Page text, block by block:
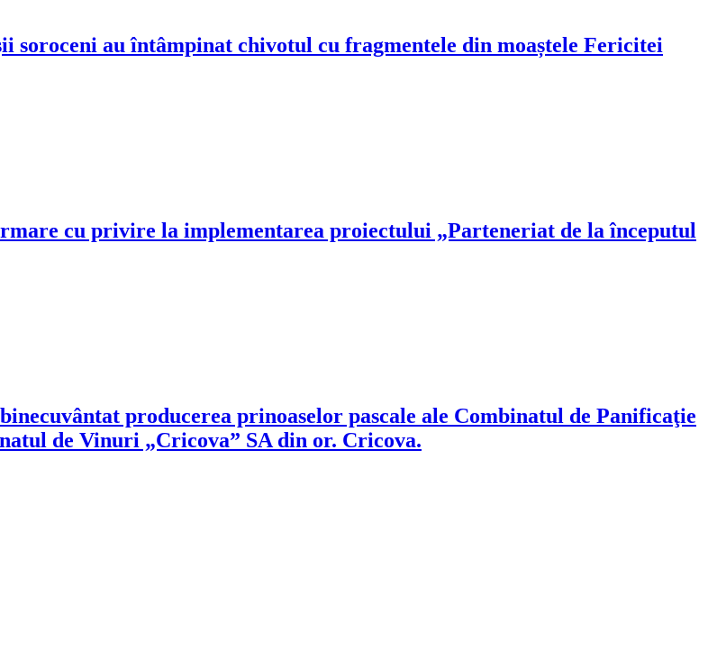
soroceni au întâmpinat chivotul cu fragmentele din moaștele Fericitei
cu privire la implementarea proiectului „Parteneriat de la începutul
producerea prinoaselor pascale ale Combinatul de Panificaţie
de Vinuri „Cricova” SA din or. Cricova.